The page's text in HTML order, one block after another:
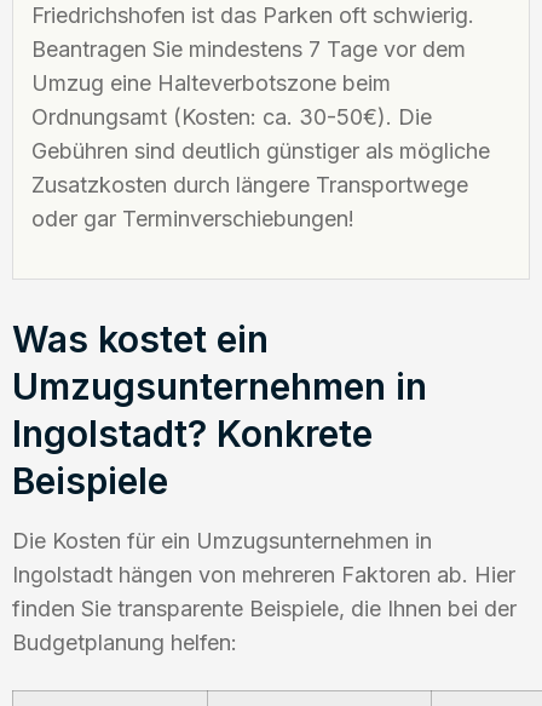
Friedrichshofen ist das Parken oft schwierig.
Beantragen Sie mindestens 7 Tage vor dem
Umzug eine Halteverbotszone beim
Ordnungsamt (Kosten: ca. 30-50€). Die
Gebühren sind deutlich günstiger als mögliche
Zusatzkosten durch längere Transportwege
oder gar Terminverschiebungen!
Was kostet ein
Umzugsunternehmen in
Ingolstadt? Konkrete
Beispiele
Die Kosten für ein Umzugsunternehmen in
Ingolstadt hängen von mehreren Faktoren ab. Hier
finden Sie transparente Beispiele, die Ihnen bei der
Budgetplanung helfen: